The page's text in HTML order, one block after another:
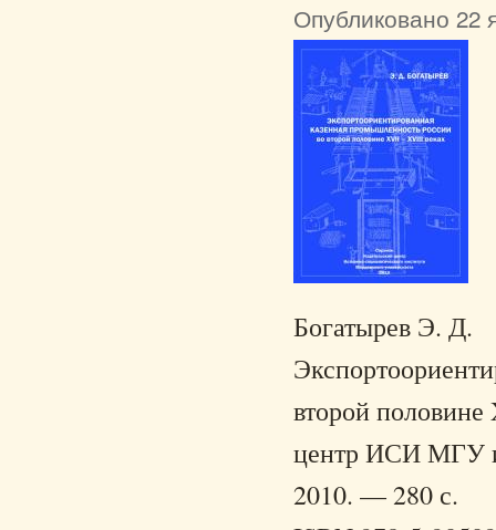
Опубликовано 22
Богатырев Э. Д.
второй
центр ИСИ МГУ
2010. — 280 с.